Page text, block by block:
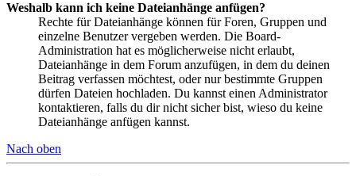
Weshalb kann ich keine Dateianhänge anfügen?
Rechte für Dateianhänge können für Foren, Gruppen und
einzelne Benutzer vergeben werden. Die Board-
Administration hat es möglicherweise nicht erlaubt,
Dateianhänge in dem Forum anzufügen, in dem du deinen
Beitrag verfassen möchtest, oder nur bestimmte Gruppen
dürfen Dateien hochladen. Du kannst einen Administrator
kontaktieren, falls du dir nicht sicher bist, wieso du keine
Dateianhänge anfügen kannst.
Nach oben